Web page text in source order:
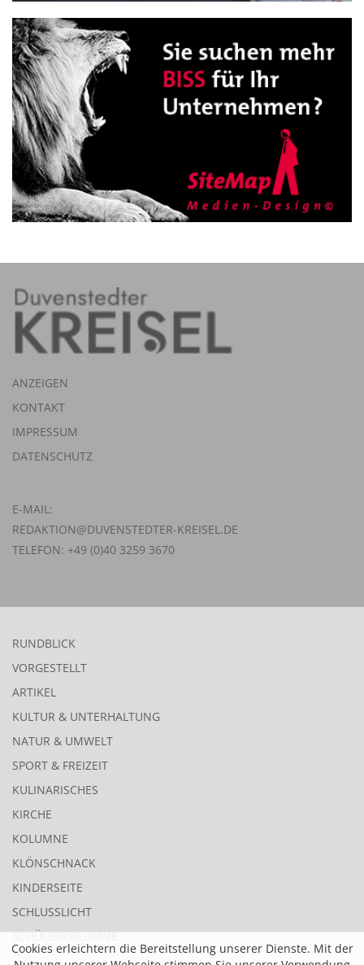
Cookies erleichtern die Bereitstellung unserer Dienste. Mit der
ANZEIGEN
KONTAKT
IMPRESSUM
DATENSCHUTZ
E-MAIL:
REDAKTION@DUVENSTEDTER-KREISEL.DE
TELEFON: +49 (0)40 3259 3670
RUNDBLICK
VORGESTELLT
ARTIKEL
KULTUR & UNTERHALTUNG
NATUR & UMWELT
SPORT & FREIZEIT
KULINARISCHES
KIRCHE
KOLUMNE
KLÖNSCHNACK
KINDERSEITE
SCHLUSSLICHT
SCHÜLERKOLUMNE